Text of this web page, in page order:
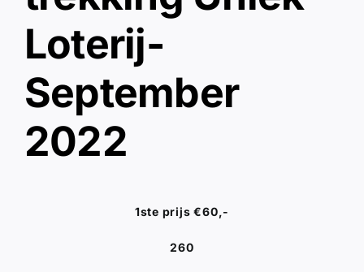
Loterij-
September
2022
1ste prijs €60,-
260